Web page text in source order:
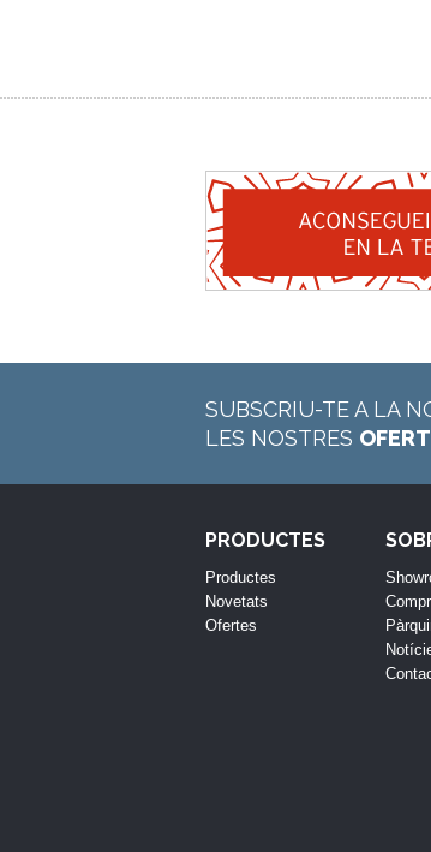
SUBSCRIU-TE A LA
LES NOSTRES
PRODUCTES
Productes
Novetats
Ofertes